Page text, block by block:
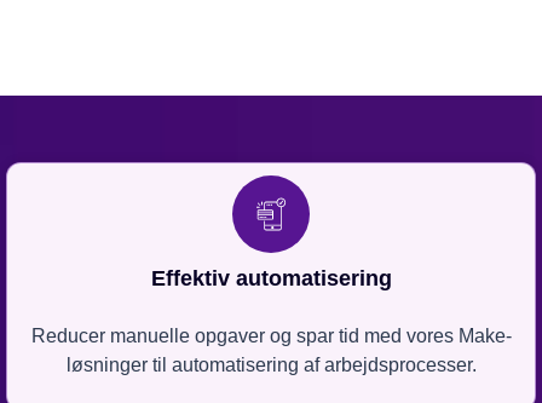
Effektiv automatisering
Reducer manuelle opgaver og spar tid med vores Make-
løsninger til automatisering af arbejdsprocesser.